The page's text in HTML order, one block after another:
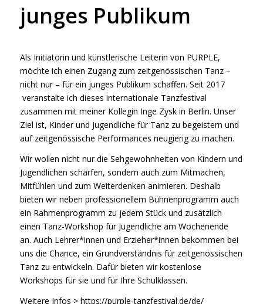
junges Publikum
Als Initiatorin und künstlerische Leiterin von PURPLE,
möchte ich einen Zugang zum zeitgenössischen Tanz –
nicht nur – für ein junges Publikum schaffen. Seit 2017
veranstalte ich dieses internationale Tanzfestival
zusammen mit meiner Kollegin Inge Zysk in Berlin. Unser
Ziel ist, Kinder und Jugendliche für Tanz zu begeistern und
auf zeitgenössische Performances neugierig zu machen.
Wir wollen nicht nur die Sehgewohnheiten von Kindern und
Jugendlichen schärfen, sondern auch zum Mitmachen,
Mitfühlen und zum Weiterdenken animieren. Deshalb
bieten wir neben professionellem Bühnenprogramm auch
ein Rahmenprogramm zu jedem Stück und zusätzlich
einen Tanz-Workshop für Jugendliche am Wochenende
an. Auch Lehrer*innen und Erzieher*innen bekommen bei
uns die Chance, ein Grundverständnis für zeitgenössischen
Tanz zu entwickeln. Dafür bieten wir kostenlose
Workshops für sie und für Ihre Schulklassen.
Weitere Infos > https://purple-tanzfestival.de/de/